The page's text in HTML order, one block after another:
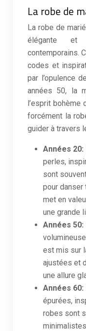
La robe de
La robe de
élégante et
contemporains.
codes et
par l’opulence
années 50, la
l’esprit bohème
forcément la
guider à travers
Années 20:
perles,
sont
pour danser
met en
une grande
Années 50:
est mis sur
ajustées et
une allure
Années 60:
épurées,
robes sont